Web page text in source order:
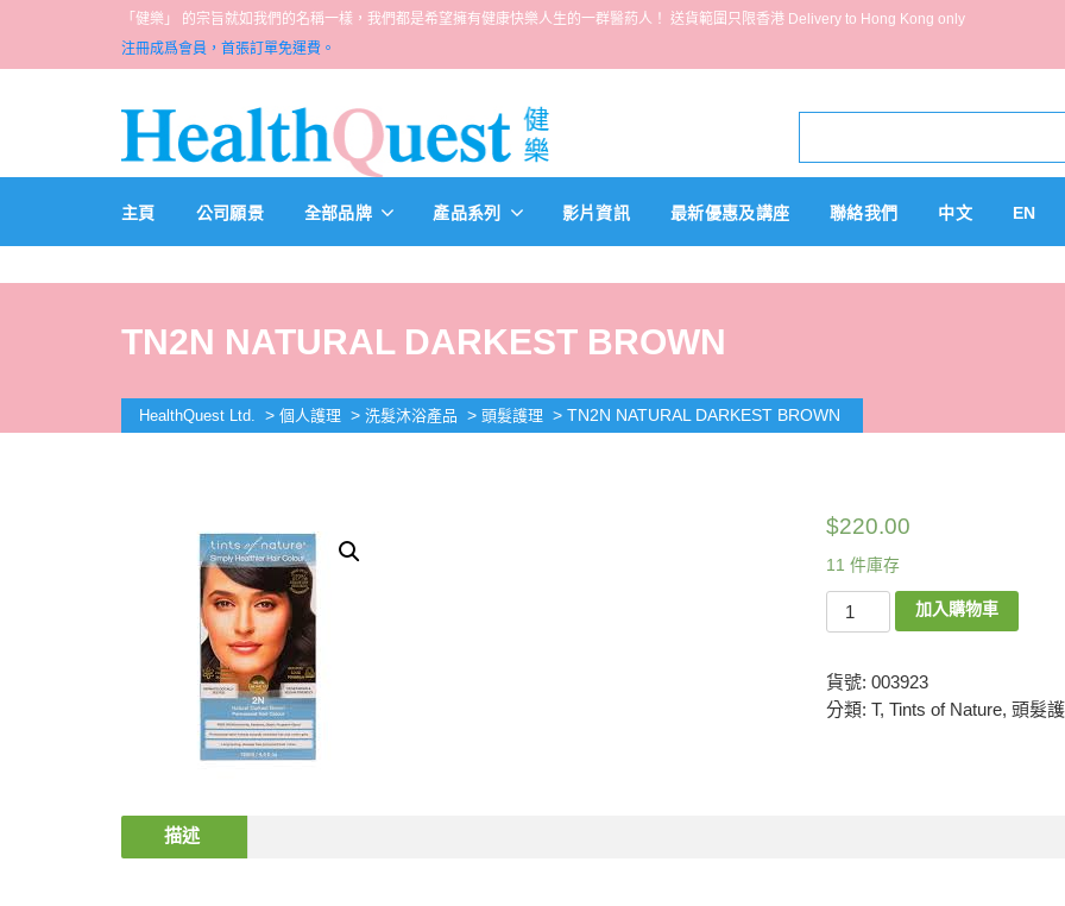
「健樂」 的宗旨就如我們的名稱一樣，我們都是希望擁有健康快樂人生的一群醫葯人！ 送貨範圍只限香港 Delivery to Hong Kong only
注冊成爲會員，首張訂單免運費。
主頁 公司願景 全部品牌 產品系列 影片資訊 最新優惠及講座 聯絡我們 中文 EN
TN2N NATURAL DARKEST BROWN
HealthQuest Ltd. > 個人護理 > 洗髮沐浴產品 > 頭髮護理 > TN2N NATURAL DARKEST BROWN
$220.00
11 件庫存
加入購物車
貨號: 003923
分類: T, Tints of Nature, 頭髮
描述